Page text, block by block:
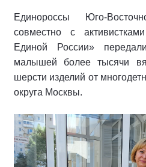
Единороссы Юго-
совместно с
Единой России»
малышей более тысячи
шерсти изделий от
округа Москвы.